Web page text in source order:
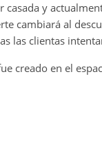
casada y
cambiará al
las clientas
creado en el